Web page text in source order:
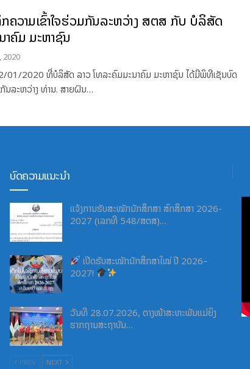
ວາມເຂົ້າໃຈຮ່ວມກັນລະຫວ່າງ ສຕສ ກັບ ບໍລິສັດ
າຄົມ ມະຫາຊົນ
2020
01/2020 ທີ່ບໍລິສັດ ລາວ ໂທລະຄົມມະນາຄົມ ມະຫາຊົນ ໄດ້ມີພິທີເຊັນບົດ
ນລະຫວ່າງ ທ່ານ. ສາຍຝົນ…
ບົດຄວາມແນະນຳ
ແຈ້ງການຮັບສະໝັກນັກສຶກສາ ສົກສຶກສາ 2026-
2027 (ເລກທີ 548/ສຕສ)…
ເປີດຮັບສະໝັກນັກສຶກສາໃໝ່ ປີ 2026–
2027!
ວັນທີ 28.07.2026, ຕາງໜ້າສະຫະພັນແມ່ຍິງ
ຮາກຖານສະຖາບັນ…
PREV NEXT